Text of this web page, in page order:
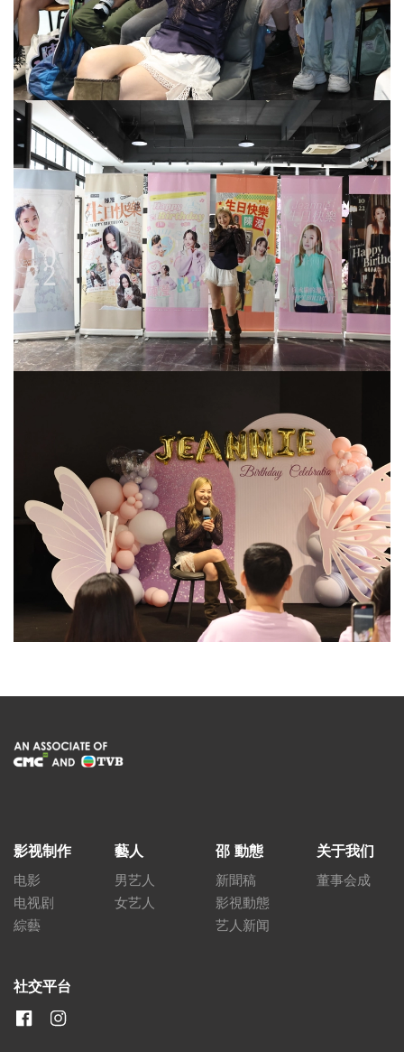
影视制作
电影
电视剧
綜藝
藝人
男艺人
女艺人
邵 動態
新聞稿
影視動態
艺人新闻
关于我们
董事会成
社交平台